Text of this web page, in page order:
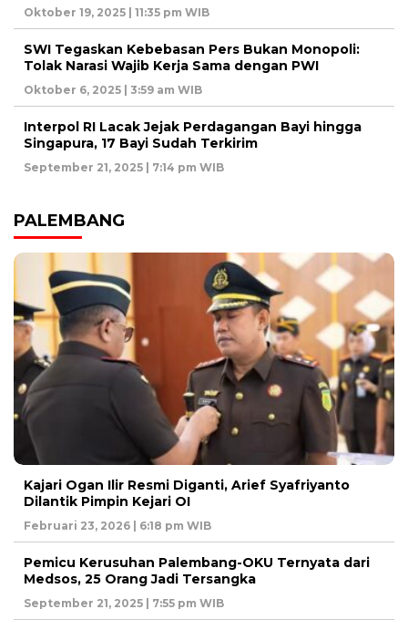
Oktober 19, 2025 | 11:35 pm WIB
SWI Tegaskan Kebebasan Pers Bukan Monopoli:
Tolak Narasi Wajib Kerja Sama dengan PWI
Oktober 6, 2025 | 3:59 am WIB
Interpol RI Lacak Jejak Perdagangan Bayi hingga
Singapura, 17 Bayi Sudah Terkirim
September 21, 2025 | 7:14 pm WIB
PALEMBANG
Kajari Ogan Ilir Resmi Diganti, Arief Syafriyanto
Dilantik Pimpin Kejari OI
Februari 23, 2026 | 6:18 pm WIB
Pemicu Kerusuhan Palembang-OKU Ternyata dari
Medsos, 25 Orang Jadi Tersangka
September 21, 2025 | 7:55 pm WIB